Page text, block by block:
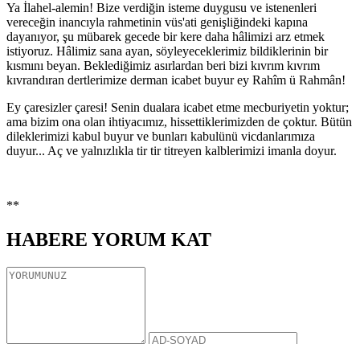
Ya İlahel-alemin! Bize verdiğin isteme duygusu ve istenenleri
vereceğin inancıyla rahmetinin vüs'ati genişliğindeki kapına
dayanıyor, şu mübarek gecede bir kere daha hâlimizi arz etmek
istiyoruz. Hâlimiz sana ayan, söyleyeceklerimiz bildiklerinin bir
kısmını beyan. Beklediğimiz asırlardan beri bizi kıvrım kıvrım
kıvrandıran dertlerimize derman icabet buyur ey Rahîm ü Rahmân!
Ey çaresizler çaresi! Senin dualara icabet etme mecburiyetin yoktur;
ama bizim ona olan ihtiyacımız, hissettiklerimizden de çoktur. Bütün
dileklerimizi kabul buyur ve bunları kabulünü vicdanlarımıza
duyur... Aç ve yalnızlıkla tir tir titreyen kalblerimizi imanla doyur.
**
HABERE YORUM KAT